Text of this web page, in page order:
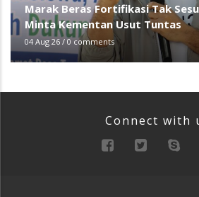
Marak Beras Fortifikasi Tak
Minta Kementan Usut Tuntas
04 Aug 26 / 0 comments
Connect with